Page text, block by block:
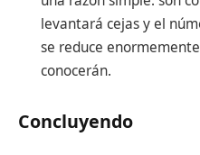
levantará cejas y el
se reduce
conocerán.
Concluyendo